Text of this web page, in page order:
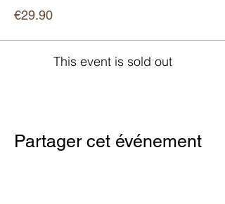
€29.90
This event is sold out
Partager cet événement